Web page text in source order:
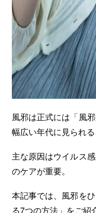
風邪は正式には「風
幅広い年代に見られ
主な原因はウイルス
のケアが重要。
本記事では、風邪を
る7つの方法」をご紹